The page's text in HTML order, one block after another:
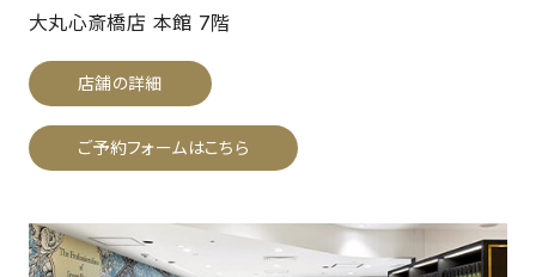
大丸心斎橋店 本館 7階
店舗の詳細
ご予約フォームはこちら